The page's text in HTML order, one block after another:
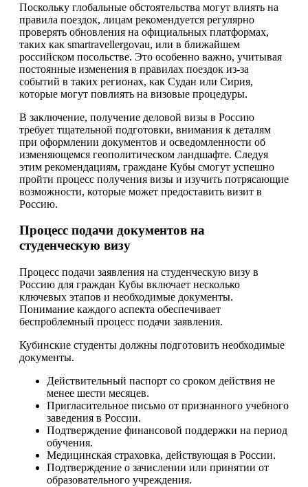
Поскольку глобальные обстоятельства могут влиять на
правила поездок, лицам рекомендуется регулярно
проверять обновления на официальных платформах,
таких как smartravellergovau, или в ближайшем
российском посольстве. Это особенно важно, учитывая
постоянные изменения в правилах поездок из-за
событий в таких регионах, как Судан или Сирия,
которые могут повлиять на визовые процедуры.
В заключение, получение деловой визы в Россию
требует тщательной подготовки, внимания к деталям
при оформлении документов и осведомленности об
изменяющемся геополитическом ландшафте. Следуя
этим рекомендациям, граждане Кубы смогут успешно
пройти процесс получения визы и изучить потрясающие
возможности, которые может предоставить визит в
Россию.
Процесс подачи документов на
студенческую визу
Процесс подачи заявления на студенческую визу в
Россию для граждан Кубы включает несколько
ключевых этапов и необходимые документы.
Понимание каждого аспекта обеспечивает
беспроблемный процесс подачи заявления.
Кубинские студенты должны подготовить необходимые
документы.
Действительный паспорт со сроком действия не
менее шести месяцев.
Пригласительное письмо от признанного учебного
заведения в России.
Подтверждение финансовой поддержки на период
обучения.
Медицинская страховка, действующая в России.
Подтверждение о зачислении или принятии от
образовательного учреждения.